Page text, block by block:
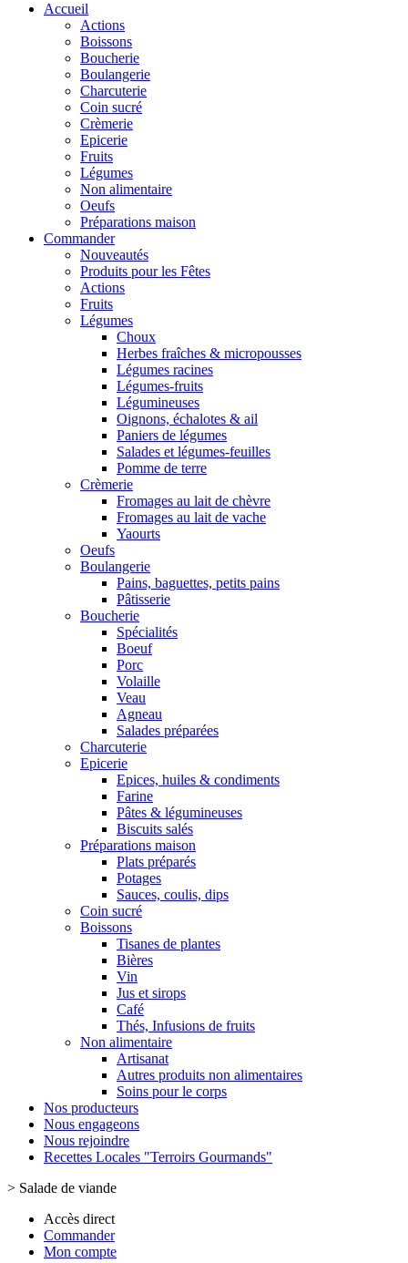
Accueil
Actions
Boissons
Boucherie
Boulangerie
Charcuterie
Coin sucré
Crèmerie
Epicerie
Fruits
Légumes
Non alimentaire
Oeufs
Préparations maison
Commander
Nouveautés
Produits pour les Fêtes
Actions
Fruits
Légumes
Choux
Herbes fraîches & micropousses
Légumes racines
Légumes-fruits
Légumineuses
Oignons, échalotes & ail
Paniers de légumes
Salades et légumes-feuilles
Pomme de terre
Crèmerie
Fromages au lait de chèvre
Fromages au lait de vache
Yaourts
Oeufs
Boulangerie
Pains, baguettes, petits pains
Pâtisserie
Boucherie
Spécialités
Boeuf
Porc
Volaille
Veau
Agneau
Salades préparées
Charcuterie
Epicerie
Epices, huiles & condiments
Farine
Pâtes & légumineuses
Biscuits salés
Préparations maison
Plats préparés
Potages
Sauces, coulis, dips
Coin sucré
Boissons
Tisanes de plantes
Bières
Vin
Jus et sirops
Café
Thés, Infusions de fruits
Non alimentaire
Artisanat
Autres produits non alimentaires
Soins pour le corps
Nos producteurs
Nous engageons
Nous rejoindre
Recettes Locales "Terroirs Gourmands"
> Salade de viande
Accès direct
Commander
Mon compte